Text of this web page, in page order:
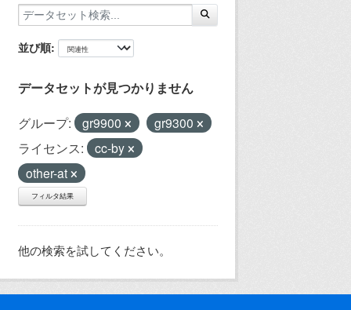
並び順
データセットが見つかりません
グループ: gr9900
gr9300
ライセンス:
cc-by
other-at
フィルタ結果
他の検索を試してください。